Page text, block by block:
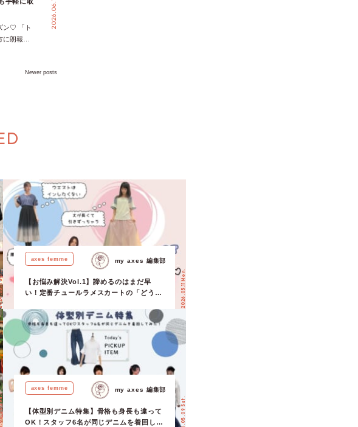
ントと
の
伝統的
ときめき
やかさん
トも涼し
完全予約
いきらき
向かっ
ックア
夏のお出
＞＞ ス
けて、リ
ン♡ 「ト
朗報で
ができち
ルのス
き注目さ
Key
ンドの
テムをチ
をぐっと
今年ら
にもおす
ムをチェ
くれるフ
ります◎
タッフの
Newer posts
Sat.
axes femme
【お悩み解決Vol.1】諦めるのはまだ早
い！定番チュールラメスカートの「どうし
クニック！
2026.05.11 Mon.
my axes 編集部
Sun.
axes femme
【体型別デニム特集】骨格も身長も違って
OK！スタッフ6名が同じデニムを着回し
2026.05.09 Sat.
my axes 編集部